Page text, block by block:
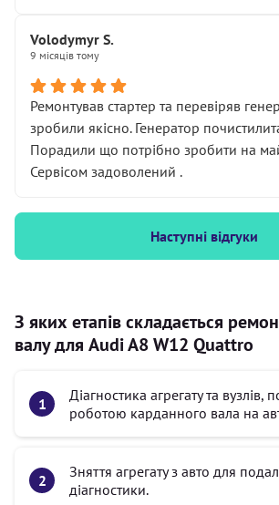
Volodymyr S.
9 місяців тому
Ремонтував стартер та перевіряв
зробили якісно. Генератор
Порадили що потрібно зробити на
Сервісом задоволений .
Наступні відгуки
З яких етапів складається
валу для Audi A8 W12 Quattro
Діагностика агрегату та вузлів,
роботою карданного вала на
Зняття агрегату з авто для
діагностики.